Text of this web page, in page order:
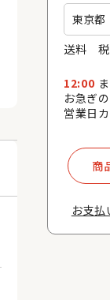
送料
12:00
お急ぎの
営業日
商
お支